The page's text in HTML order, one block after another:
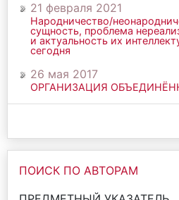
21 февраля 2021
Народничество/
сущность, проблема
и актуальность их
сегодня
26 мая 2017
ОРГАНИЗАЦИЯ
ПОИСК ПО АВТОРАМ